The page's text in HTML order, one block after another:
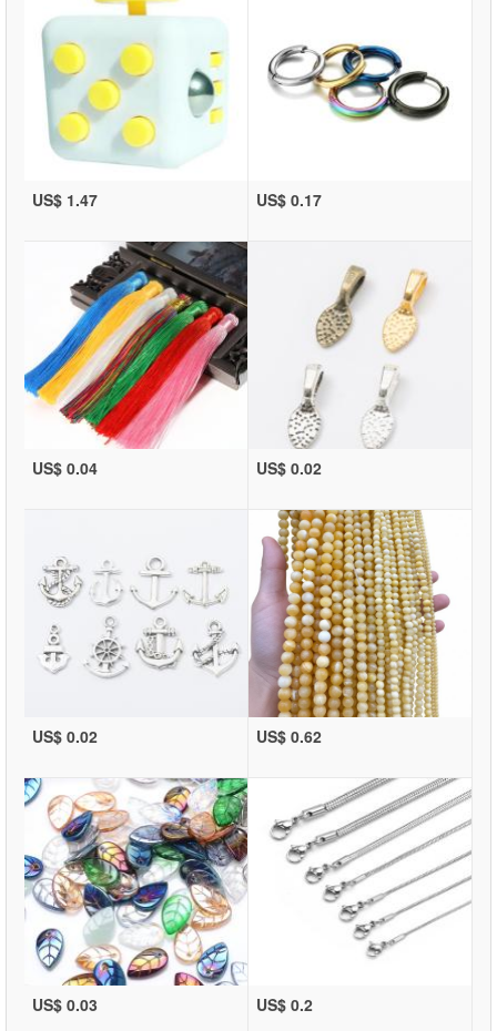
US$ 1.47 US$ 0.17
US$ 0.04 US$ 0.02
US$ 0.02 US$ 0.62
US$ 0.03 US$ 0.2